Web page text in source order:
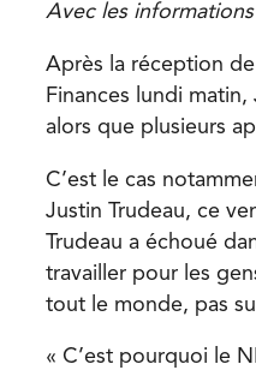
Avec les
Après la réception de
Finances lundi
alors que plusieurs
C’est le cas
Justin Trudeau, ce
Trudeau a échoué
travailler pour les
tout le monde, pas
« C’est pourquoi le